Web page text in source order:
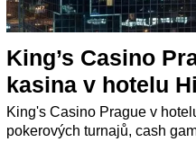
King’s Casino
kasina v hotelu
King's Casino Prague v
pokerových turnajů, cash